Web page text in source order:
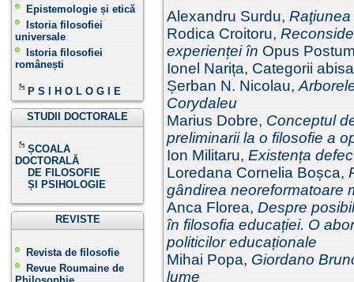
Epistemologie și etică
Istoria filosofiei
universale
Istoria filosofiei
românești
P S I H O L O G I E
STUDII DOCTORALE
ȘCOALA
DOCTORALĂ
DE FILOSOFIE
ȘI PSIHOLOGIE
REVISTE
Revista de filosofie
Revue Roumaine de
Alexandru Surdu,
Rodica Croitoru,
experienței în Opus
Ionel Narița, Categorii
Șerban N. Nicolau,
Corydaleu
Marius Dobre, Conceptul
preliminarii la o filosofie a
Ion Militaru, Existența
Loredana Cornelia Boșca,
gândirea neoreformatoare
Anca Florea, Despre
în filosofia educației. O
politicilor educaționale
Mihai Popa, Giordano
lume